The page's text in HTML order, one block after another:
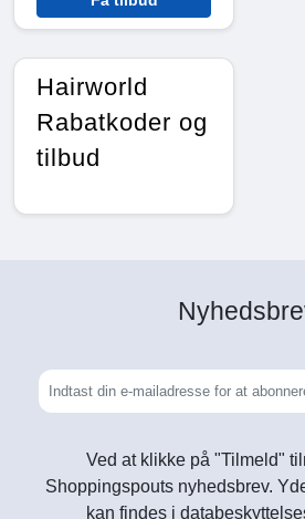
Hairworld
Rabatkoder og
tilbud
Ved at klikke på "Tilmeld"
Shoppingspouts nyhedsbrev.
kan findes i